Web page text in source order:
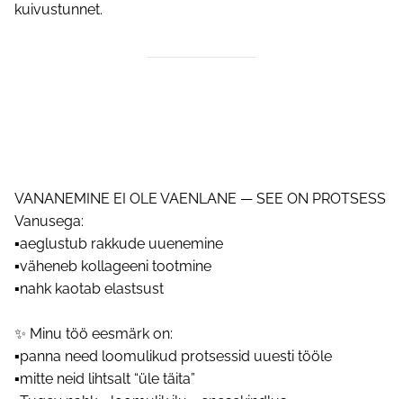
kuivustunnet.
VANANEMINE EI OLE VAENLANE — SEE ON PROTSESS
Vanusega:
▪️aeglustub rakkude uuenemine
▪️väheneb kollageeni tootmine
▪️nahk kaotab elastsust
✨ Minu töö eesmärk on:
▪️panna need loomulikud protsessid uuesti tööle
▪️mitte neid lihtsalt “üle täita”